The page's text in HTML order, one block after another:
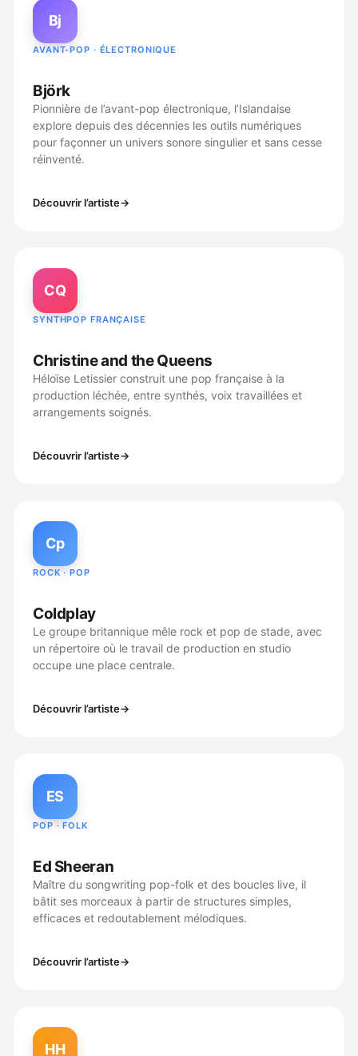
Bj
AVANT-POP · ÉLECTRONIQUE
Björk
Pionnière de l’avant-pop électronique, l’Islandaise
explore depuis des décennies les outils numériques
pour façonner un univers sonore singulier et sans cesse
réinventé.
Découvrir l’artiste
CQ
SYNTHPOP FRANÇAISE
Christine and the Queens
Héloïse Letissier construit une pop française à la
production léchée, entre synthés, voix travaillées et
arrangements soignés.
Découvrir l’artiste
Cp
ROCK · POP
Coldplay
Le groupe britannique mêle rock et pop de stade, avec
un répertoire où le travail de production en studio
occupe une place centrale.
Découvrir l’artiste
ES
POP · FOLK
Ed Sheeran
Maître du songwriting pop-folk et des boucles live, il
bâtit ses morceaux à partir de structures simples,
efficaces et redoutablement mélodiques.
Découvrir l’artiste
HH